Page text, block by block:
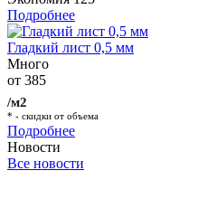
Подробнее
Гладкий лист 0,5 мм
Много
от 385
/м2
* - скидки от объема
Подробнее
Новости
Все новости